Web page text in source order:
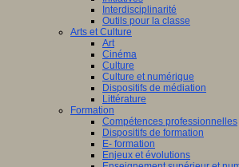
Interdisciplinarité
Outils pour la classe
Arts et Culture
Art
Cinéma
Culture
Culture et numérique
Dispositifs de médiation
Littérature
Formation
Compétences professionnelles
Dispositifs de formation
E- formation
Enjeux et évolutions